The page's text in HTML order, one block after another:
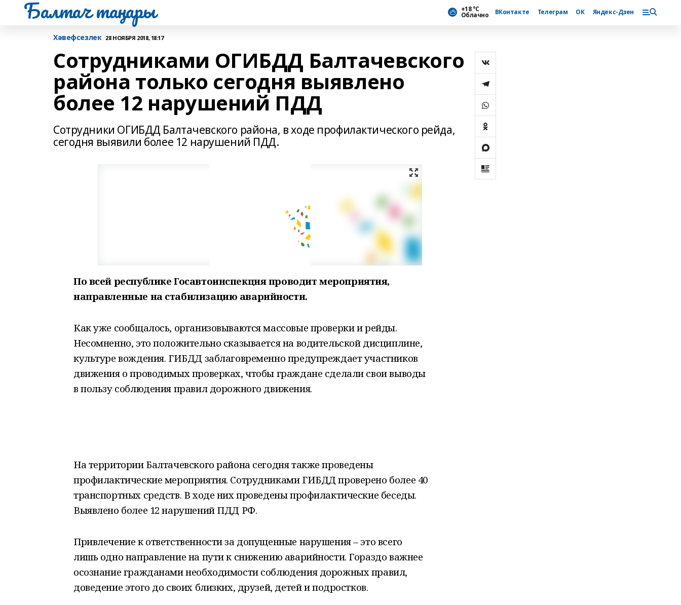
Балтач таңнары +18 °С
Облачно ВКонтакте Телеграм ОК Яндекс-Дзен
Хәвефсезлек 28 НОЯБРЯ 2018, 18:17
Сотрудниками ОГИБДД Балтачевского
района только сегодня выявлено
более 12 нарушений ПДД
Сотрудники ОГИБДД Балтачевского района, в ходе профилактического рейда,
сегодня выявили более 12 нарушений ПДД.
По всей республике Госавтоинспекция проводит мероприятия,
направленные на стабилизацию аварийности.
Как уже сообщалось, организовываются массовые проверки и рейды.
Несомненно, это положительно сказывается на водительской дисциплине,
культуре вождения. ГИБДД заблаговременно предупреждает участников
движения о проводимых проверках, чтобы граждане сделали свои выводы
в пользу соблюдения правил дорожного движения.
На территории Балтачевского района сегодня также проведены
профилактические мероприятия. Сотрудниками ГИБДД проверено более 40
транспортных средств. В ходе них проведены профилактические беседы.
Выявлено более 12 нарушений ПДД РФ.
Привлечение к ответственности за допущенные нарушения – это всего
лишь одно направление на пути к снижению аварийности. Гораздо важнее
осознание гражданами необходимости соблюдения дорожных правил,
доведение этого до своих близких, друзей, детей и подростков.